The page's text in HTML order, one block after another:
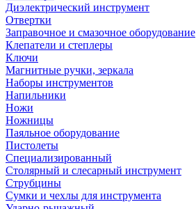
Диэлектрический инструмент
Отвертки
Заправочное и смазочное оборудование
Клепатели и степлеры
Ключи
Магнитные ручки, зеркала
Наборы инструментов
Напильники
Ножи
Ножницы
Паяльное оборудование
Пистолеты
Специализированный
Столярный и слесарный инструмент
Струбцины
Сумки и чехлы для инструмента